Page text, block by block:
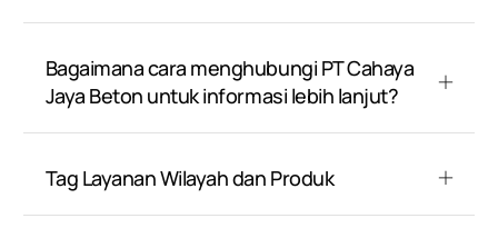
Bagaimana cara menghubungi PT Cahaya
Jaya Beton untuk informasi lebih lanjut?
Tag Layanan Wilayah dan Produk